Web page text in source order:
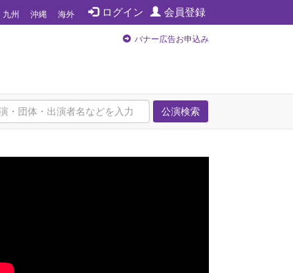
ログイン 会員登録
九州 沖縄 海外
バナー広告お申込み
公演検索